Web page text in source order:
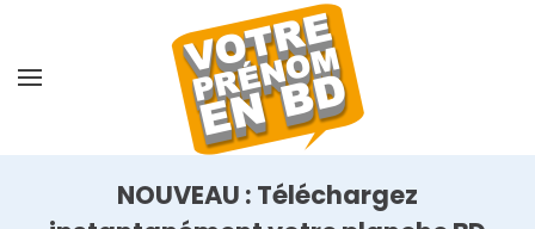
NOUVEAU : Téléchargez